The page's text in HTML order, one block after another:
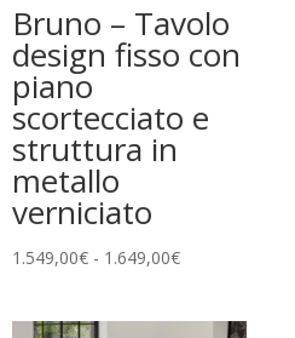
Bruno – Tavolo
design fisso con
piano
scortecciato e
struttura in
metallo
verniciato
1.549,00€ - 1.649,00€Fascia